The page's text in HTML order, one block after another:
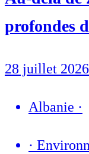
profondes
28 juillet 2026
Albanie ·
·